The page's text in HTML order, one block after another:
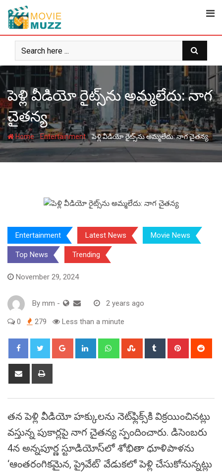
content
పెళ్లి వీడియో రైట్స్‌ను అమ్మలేదు: నాగ
చైతన్య
Home-Entertainment-పెళ్లి వీడియో రైట్స్‌ను అమ్మలేదు: నాగ చైతన్య
Entertainment Latest News Movie News
Top News Trending
November 29, 2024
By mm - 2 years ago
0 279 Less than a minute
Google+ LinkedIn WhatsappStumbleUpon
Tumblr Pinterest
Share
తన పెళ్లి వీడియో హక్కులను నెట్‌ఫ్లిక్స్‌కి విక్రయించినట్లు
వస్తున్న పుకార్లపై నాగ చైతన్య స్పందించారు. డిసెంబరు
4న అన్నపూర్ణ స్టూడియోస్‌లో శోభితా ధూళిపాళను
‘ఆంతరంగికమైన, ప్రైవేట్’ వేడుకలో పెళ్లి చేసుకోనున్నట్లు